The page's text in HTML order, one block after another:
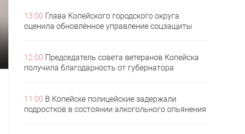
13:00 Глава Копейского городского округа
оценила обновлённое управление соцзащиты
12:00 Председатель совета ветеранов Копейска
получила благодарность от губернатора
11:00 В Копейске полицейские задержали
подростков в состоянии алкогольного опьянения